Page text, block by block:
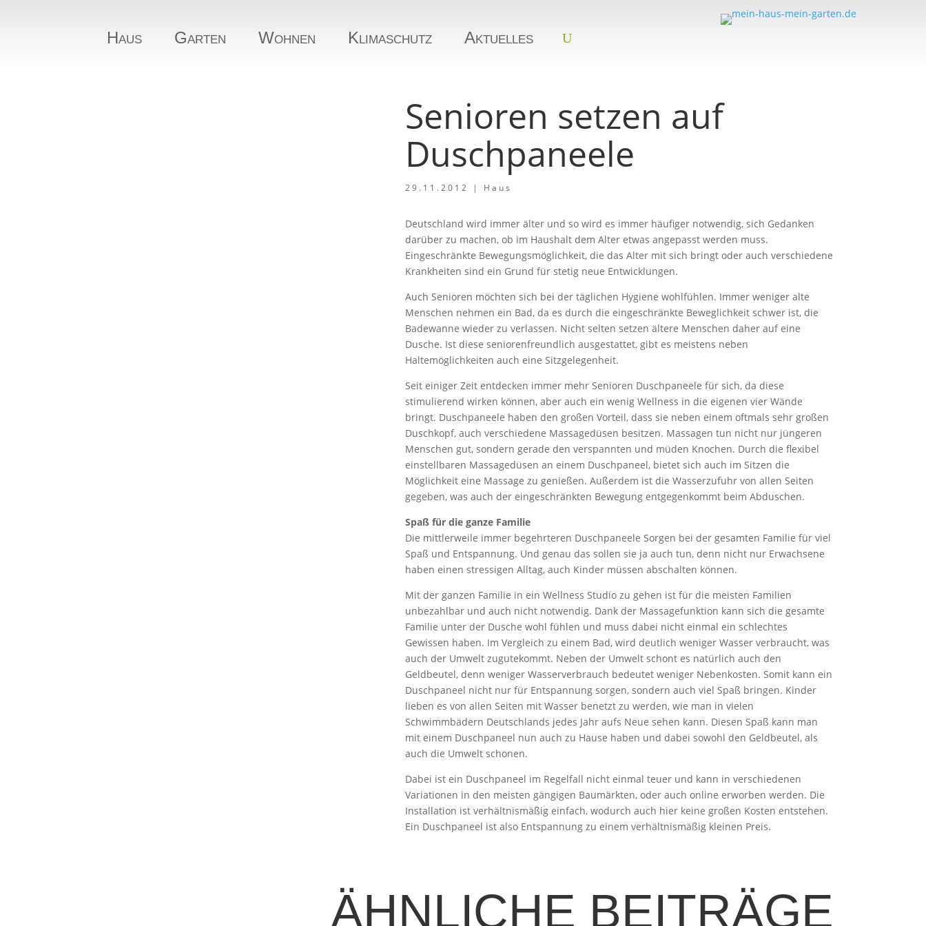
Haus Garten Wohnen Klimaschutz Aktuelles
Senioren setzen auf
Duschpaneele
29.11.2012 | Haus
Deutschland wird immer älter und so wird es immer häufiger notwendig, sich Gedanken
darüber zu machen, ob im Haushalt dem Alter etwas angepasst werden muss.
Eingeschränkte Bewegungsmöglichkeit, die das Alter mit sich bringt oder auch verschiedene
Krankheiten sind ein Grund für stetig neue Entwicklungen.
Auch Senioren möchten sich bei der täglichen Hygiene wohlfühlen. Immer weniger alte
Menschen nehmen ein Bad, da es durch die eingeschränkte Beweglichkeit schwer ist, die
Badewanne wieder zu verlassen. Nicht selten setzen ältere Menschen daher auf eine
Dusche. Ist diese seniorenfreundlich ausgestattet, gibt es meistens neben
Haltemöglichkeiten auch eine Sitzgelegenheit.
Seit einiger Zeit entdecken immer mehr Senioren Duschpaneele für sich, da diese
stimulierend wirken können, aber auch ein wenig Wellness in die eigenen vier Wände
bringt. Duschpaneele haben den großen Vorteil, dass sie neben einem oftmals sehr großen
Duschkopf, auch verschiedene Massagedüsen besitzen. Massagen tun nicht nur jüngeren
Menschen gut, sondern gerade den verspannten und müden Knochen. Durch die flexibel
einstellbaren Massagedüsen an einem Duschpaneel, bietet sich auch im Sitzen die
Möglichkeit eine Massage zu genießen. Außerdem ist die Wasserzufuhr von allen Seiten
gegeben, was auch der eingeschränkten Bewegung entgegenkommt beim Abduschen.
Spaß für die ganze Familie
Die mittlerweile immer begehrteren Duschpaneele Sorgen bei der gesamten Familie für viel
Spaß und Entspannung. Und genau das sollen sie ja auch tun, denn nicht nur Erwachsene
haben einen stressigen Alltag, auch Kinder müssen abschalten können.
Mit der ganzen Familie in ein Wellness Studio zu gehen ist für die meisten Familien
unbezahlbar und auch nicht notwendig. Dank der Massagefunktion kann sich die gesamte
Familie unter der Dusche wohl fühlen und muss dabei nicht einmal ein schlechtes
Gewissen haben. Im Vergleich zu einem Bad, wird deutlich weniger Wasser verbraucht, was
auch der Umwelt zugutekommt. Neben der Umwelt schont es natürlich auch den
Geldbeutel, denn weniger Wasserverbrauch bedeutet weniger Nebenkosten. Somit kann ein
Duschpaneel nicht nur für Entspannung sorgen, sondern auch viel Spaß bringen. Kinder
lieben es von allen Seiten mit Wasser benetzt zu werden, wie man in vielen
Schwimmbädern Deutschlands jedes Jahr aufs Neue sehen kann. Diesen Spaß kann man
mit einem Duschpaneel nun auch zu Hause haben und dabei sowohl den Geldbeutel, als
auch die Umwelt schonen.
Dabei ist ein Duschpaneel im Regelfall nicht einmal teuer und kann in verschiedenen
Variationen in den meisten gängigen Baumärkten, oder auch online erworben werden. Die
Installation ist verhältnismäßig einfach, wodurch auch hier keine großen Kosten entstehen.
Ein Duschpaneel ist also Entspannung zu einem verhältnismäßig kleinen Preis.
ÄHNLICHE BEITRÄGE